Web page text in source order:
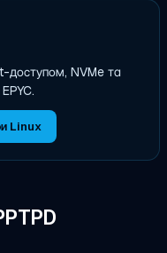
доступом, NVMe та
Linux